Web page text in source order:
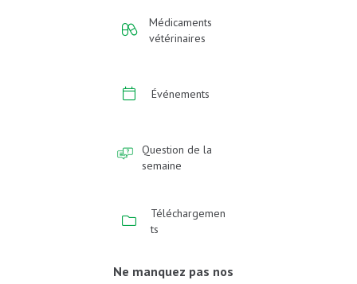
Médicaments
vétérinaires
Événements
Question de la
semaine
Téléchargemen
ts
Ne manquez pas nos